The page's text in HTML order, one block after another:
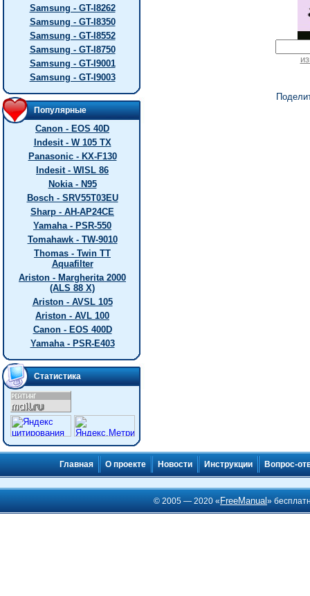
Samsung - GT-I8262
Samsung - GT-I8350
Samsung - GT-I8552
Samsung - GT-I8750
Samsung - GT-I9001
Samsung - GT-I9003
Популярные
Canon - EOS 40D
Indesit - W 105 TX
Panasonic - KX-F130
Indesit - WISL 86
Nokia - N95
Bosch - SRV55T03EU
Sharp - AH-AP24CE
Yamaha - PSR-550
Tomahawk - TW-9010
Thomas - Twin TT
Aquafilter
Ariston - Margherita 2000
(ALS 88 X)
Ariston - AVSL 105
Ariston - AVL 100
Canon - EOS 400D
Yamaha - PSR-E403
Статистика
Главная О проекте Новости Инструкции Вопрос-
© 2005 — 2020 « FreeManual»